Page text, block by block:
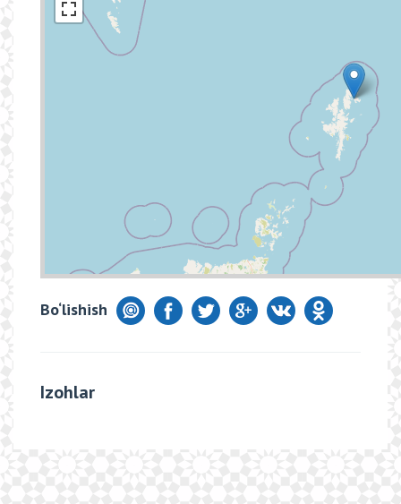
Bo‘lishish
Izohlar